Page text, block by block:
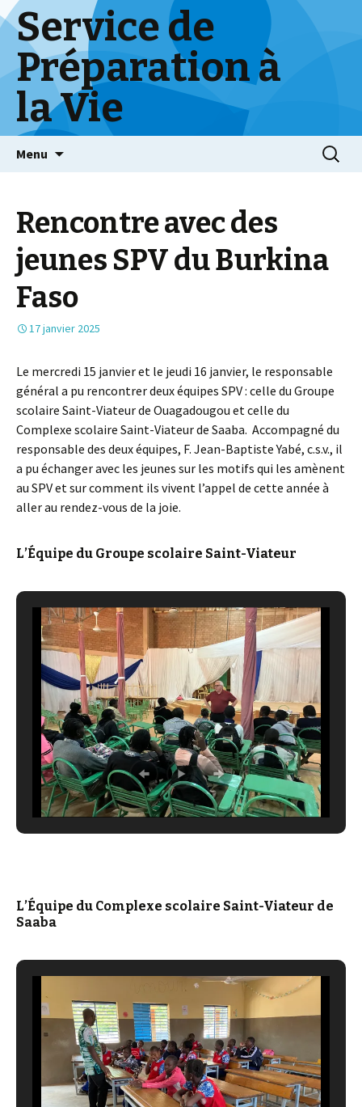
Service de
Préparation à
la Vie
Menu
Rencontre avec des
jeunes SPV du Burkina
Faso
17 janvier 2025
Le mercredi 15 janvier et le jeudi 16 janvier, le responsable
général a pu rencontrer deux équipes SPV : celle du Groupe
scolaire Saint-Viateur de Ouagadougou et celle du
Complexe scolaire Saint-Viateur de Saaba. Accompagné du
responsable des deux équipes, F. Jean-Baptiste Yabé, c.s.v., il
a pu échanger avec les jeunes sur les motifs qui les amènent
au SPV et sur comment ils vivent l’appel de cette année à
aller au rendez-vous de la joie.
L’Équipe du Groupe scolaire Saint-Viateur
L’Équipe du Complexe scolaire Saint-Viateur de
Saaba